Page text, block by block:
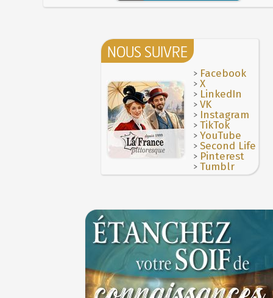
NOUS SUIVRE
> Facebook
>X
> LinkedIn
>VK
> Instagram
>TikTok
>YouTube
>Second Life
> Pinterest
>Tumblr